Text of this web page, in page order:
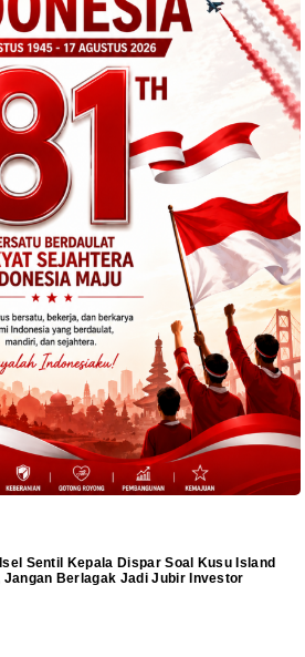
Sentil Kepala Dispar Soal Kusu Island
Jangan Berlagak Jadi Jubir Investor